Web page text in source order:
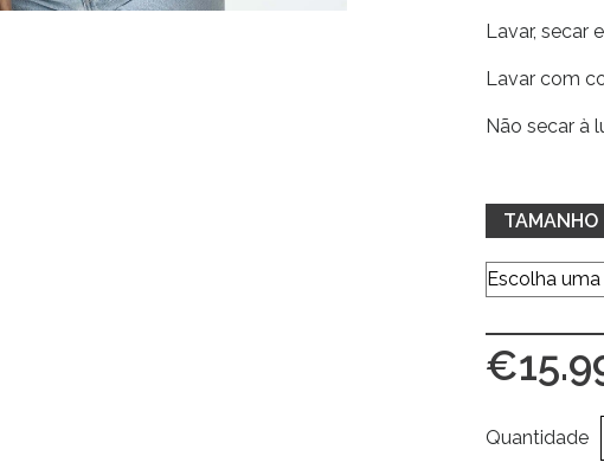
Lavar, secar
Lavar com
Não secar à
TAMANHO
€
Quantidade